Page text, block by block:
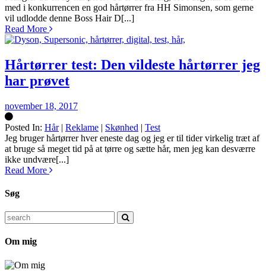
med i konkurrencen en god hårtørrer fra HH Simonsen, som gerne
vil udlodde denne Boss Hair D[...]
Read More
Hårtørrer test: Den vildeste hårtørrer jeg
har prøvet
november 18, 2017
Posted In: Hår| Reklame | Skønhed | Test
Silke
Jeg bruger hårtørrer hver eneste dag og jeg er til tider virkelig træt af
at bruge så meget tid på at tørre og sætte hår, men jeg kan desværre
ikke undvære[...]
Read More
Søg
Search
for:
Om mig